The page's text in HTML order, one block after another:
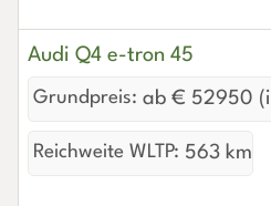
Audi Q4 e-tron 45
Grundpreis: ab € 52950
Reichweite WLTP: 563 km